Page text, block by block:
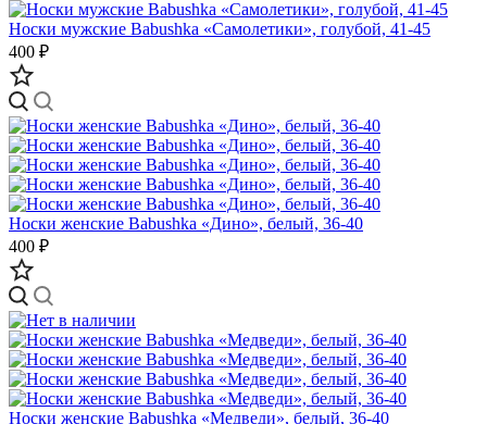
Носки мужские Babushka «Самолетики», голубой, 41-45
400 ₽
Носки женские Babushka «Дино», белый, 36-40
400 ₽
Носки женские Babushka «Медведи», белый, 36-40